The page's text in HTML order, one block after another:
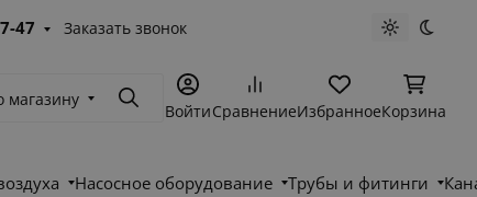
47 Заказать звонок Светлая
магазину ПоискВойтиСравнениеИзбранноеКорзина
Насосное оборудование Трубы и фитинги